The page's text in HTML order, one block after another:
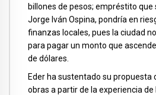
billones de pesos; empréstito que
Jorge Iván Ospina, pondría en
finanzas locales, pues la ciudad
para pagar un monto que
de dólares.
Eder ha sustentado su propuesta
obras a partir de la experiencia